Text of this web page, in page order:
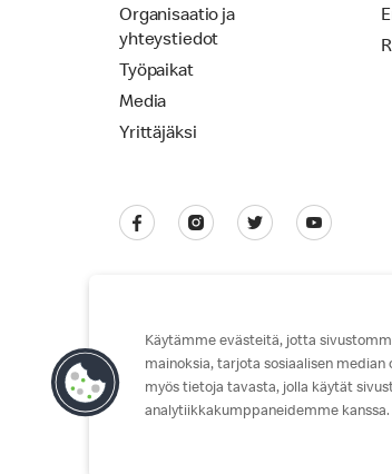
Organisaatio ja
yhteystiedot
Työpaikat
Media
Yrittäjäksi
Tietosuojaseloste
Käytämme evästeitä, jotta
mainoksia, tarjota sosiaalisen
myös tietoja tavasta, jolla käytät
analytiikkakumppaneidemme kanssa.